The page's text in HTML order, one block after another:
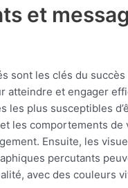
et
sont les clés du
et engager
plus susceptibles
les comportements
Ensuite, les
percutants
avec des couleurs